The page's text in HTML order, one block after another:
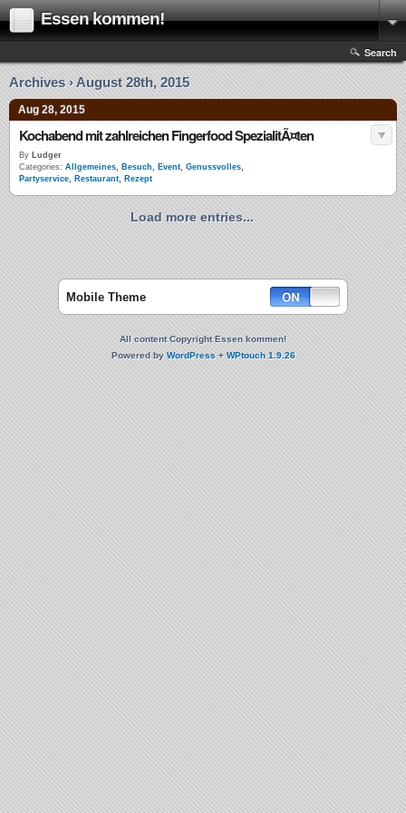
Essen kommen!
Search
Archives › August 28th, 2015
Aug 28, 2015
Kochabend mit zahlreichen Fingerfood SpezialitÃ¤ten
By Ludger
Categories: Allgemeines, Besuch, Event, Genussvolles,
Partyservice, Restaurant, Rezept
Load more entries...
Mobile Theme
All content Copyright Essen kommen!
Powered byWordPress+WPtouch 1.9.26